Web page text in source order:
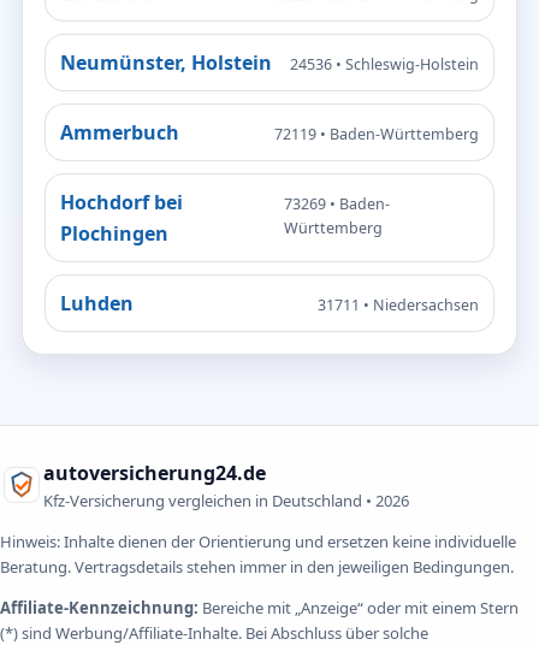
Neumünster, Holstein 24536 • Schleswig-Holstein
Ammerbuch 72119 • Baden-Württemberg
Hochdorf bei
Plochingen
73269 • Baden-
Württemberg
Luhden 31711 • Niedersachsen
autoversicherung24.de
Kfz-Versicherung vergleichen in Deutschland • 2026
Hinweis: Inhalte dienen der Orientierung und ersetzen keine individuelle
Beratung. Vertragsdetails stehen immer in den jeweiligen Bedingungen.
Affiliate-Kennzeichnung: Bereiche mit „Anzeige“ oder mit einem Stern
(*) sind Werbung/Affiliate-Inhalte. Bei Abschluss über solche